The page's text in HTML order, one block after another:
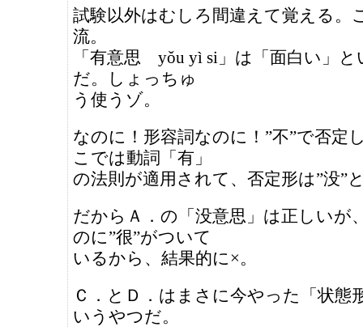
試験以外はむしろ間違えて覚える。
流。
「有意思 yǒu yì si」は「面白い」と
だ。しょっちゅ
う使うゾ。
なのに！形容詞なのに！”不”で否定
こでは動詞「有」
の法則が適用されて、否定形は”没”
だからＡ．の「没意思」は正しいが
のに”很”がついて
いるから、結果的に×。
Ｃ．とＤ．はまさに今やった「状態
いうやつだ。